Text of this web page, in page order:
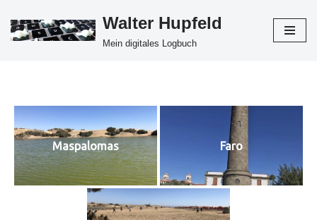
Zum
Walter Hupfeld
Mein digitales Logbuch
Maspalomas Faro